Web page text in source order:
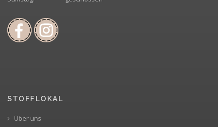
STOFFLOKAL
Über uns